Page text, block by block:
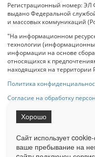
Регистрационный номер: ЭЛ
выдано Федеральной
и массовых коммуникаций
"На информационном
технологии
информации на основе
относящихся к
находящихся на территории
Политика
Согласие на обработку
на Сетевое издание
Сайт использует
ваше пребывание на
Хорошо